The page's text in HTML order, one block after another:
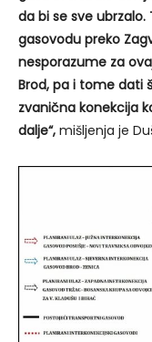
da bi se sve
gasovodu preko
nesporazume za
Brod, pa i tome dati
zvanična konekcija
dalje“, mišljenja je